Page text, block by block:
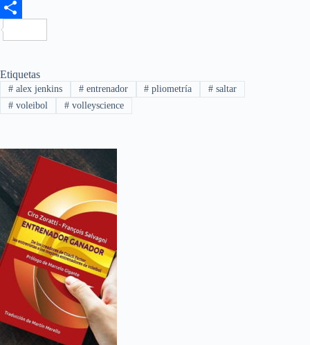
F
a
e
b
o
k
p
a
t
Etiquetas
#alex jenkins #entrenador # pliometría # saltar
#voleibol #volleyscience